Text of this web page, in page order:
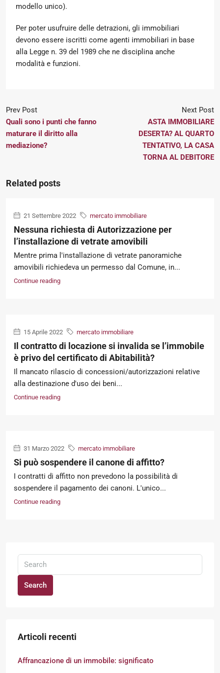
modello unico).
Per poter usufruire delle detrazioni, gli immobiliari
devono essere iscritti come agenti immobiliari in base
alla Legge n. 39 del 1989 che ne disciplina anche
modalità e funzioni.
Prev Post
Quali sono i punti che fanno
maturare il diritto alla
mediazione?
Next Post
ASTA IMMOBILIARE
DESERTA? AL QUARTO
TENTATIVO, LA CASA
TORNA AL DEBITORE
Related posts
21 Settembre 2022 mercato immobiliare
Nessuna richiesta di Autorizzazione per
l’installazione di vetrate amovibili
Mentre prima l'installazione di vetrate panoramiche
amovibili richiedeva un permesso dal Comune, in...
Continue reading
15 Aprile 2022 mercato immobiliare
Il contratto di locazione si invalida se l’immobile
è privo del certificato di Abitabilità?
Il mancato rilascio di concessioni/autorizzazioni relative
alla destinazione d'uso dei beni...
Continue reading
31 Marzo 2022 mercato immobiliare
Si può sospendere il canone di affitto?
I contratti di affitto non prevedono la possibilità di
sospendere il pagamento dei canoni. L'unico...
Continue reading
Search
Articoli recenti
Affrancazione di un immobile: significato